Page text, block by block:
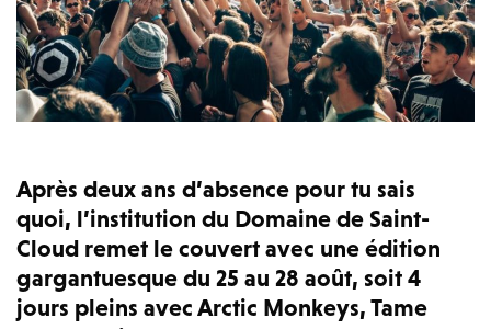
Après deux ans d’absence pour tu sais
quoi, l’institution du Domaine de Saint-
Cloud remet le couvert avec une édition
gargantuesque du 25 au 28 août, soit 4
jours pleins avec Arctic Monkeys, Tame